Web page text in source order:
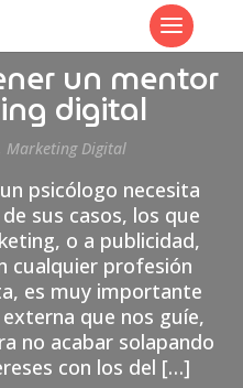
un mentor
digital
Marketing Digital
psicólogo necesita
sus casos, los que
o a publicidad,
cualquier profesión
es muy importante
que nos guíe,
no acabar solapando
con los del […]